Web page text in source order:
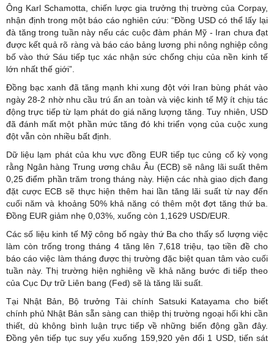
Ông Karl Schamotta, chiến lược gia trưởng thị trường của Corpay,
nhận định trong một báo cáo nghiên cứu: “Đồng USD có thể lấy lại
đà tăng trong tuần này nếu các cuộc đàm phán Mỹ - Iran chưa đạt
được kết quả rõ ràng và báo cáo bảng lương phi nông nghiệp công
bố vào thứ Sáu tiếp tục xác nhận sức chống chịu của nền kinh tế
lớn nhất thế giới”.
Đồng bạc xanh đã tăng mạnh khi xung đột với Iran bùng phát vào
ngày 28-2 nhờ nhu cầu trú ẩn an toàn và việc kinh tế Mỹ ít chịu tác
động trực tiếp từ lạm phát do giá năng lượng tăng. Tuy nhiên, USD
đã đánh mất một phần mức tăng đó khi triển vọng của cuộc xung
đột vẫn còn nhiều bất định.
Dữ liệu lạm phát của khu vực đồng EUR tiếp tục củng cố kỳ vọng
rằng Ngân hàng Trung ương châu Âu (ECB) sẽ nâng lãi suất thêm
0,25 điểm phần trăm trong tháng này. Hiện các nhà giao dịch đang
đặt cược ECB sẽ thực hiện thêm hai lần tăng lãi suất từ nay đến
cuối năm và khoảng 50% khả năng có thêm một đợt tăng thứ ba.
Đồng EUR giảm nhẹ 0,03%, xuống còn 1,1629 USD/EUR.
Các số liệu kinh tế Mỹ công bố ngày thứ Ba cho thấy số lượng việc
làm còn trống trong tháng 4 tăng lên 7,618 triệu, tạo tiền đề cho
báo cáo việc làm tháng được thị trường đặc biệt quan tâm vào cuối
tuần này. Thị trường hiện nghiêng về khả năng bước đi tiếp theo
của Cục Dự trữ Liên bang (Fed) sẽ là tăng lãi suất.
Tại Nhật Bản, Bộ trưởng Tài chính Satsuki Katayama cho biết
chính phủ Nhật Bản sẵn sàng can thiệp thị trường ngoại hối khi cần
thiết, dù không bình luận trực tiếp về những biến động gần đây.
Đồng yên tiếp tục suy yếu xuống 159,920 yên đổi 1 USD, tiến sát